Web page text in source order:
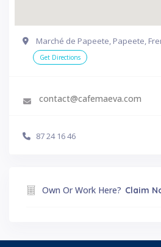
Marché de Papeete, Papeete,
Get Directions
contact@cafemaeva.com
87 24 16 46
Own Or Work Here? Claim